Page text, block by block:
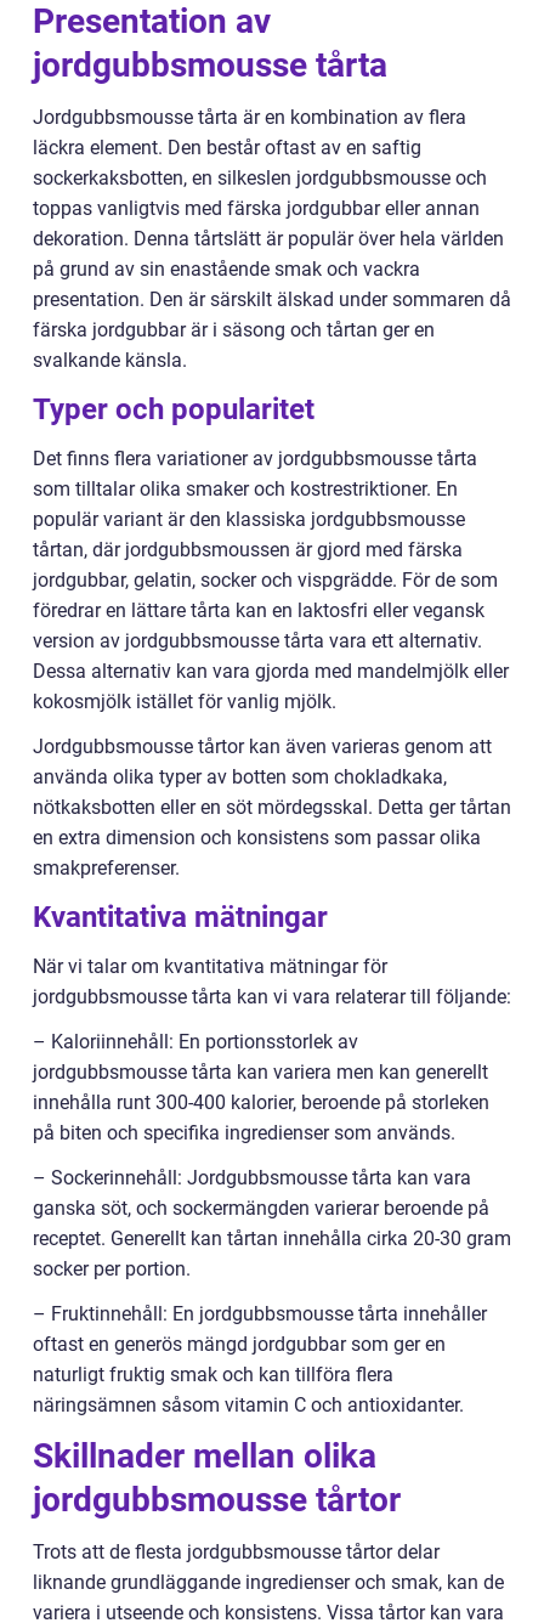
Presentation av
jordgubbsmousse tårta
Jordgubbsmousse tårta är en kombination av flera
läckra element. Den består oftast av en saftig
sockerkaksbotten, en silkeslen jordgubbsmousse och
toppas vanligtvis med färska jordgubbar eller annan
dekoration. Denna tårtslätt är populär över hela världen
på grund av sin enastående smak och vackra
presentation. Den är särskilt älskad under sommaren då
färska jordgubbar är i säsong och tårtan ger en
svalkande känsla.
Typer och popularitet
Det finns flera variationer av jordgubbsmousse tårta
som tilltalar olika smaker och kostrestriktioner. En
populär variant är den klassiska jordgubbsmousse
tårtan, där jordgubbsmoussen är gjord med färska
jordgubbar, gelatin, socker och vispgrädde. För de som
föredrar en lättare tårta kan en laktosfri eller vegansk
version av jordgubbsmousse tårta vara ett alternativ.
Dessa alternativ kan vara gjorda med mandelmjölk eller
kokosmjölk istället för vanlig mjölk.
Jordgubbsmousse tårtor kan även varieras genom att
använda olika typer av botten som chokladkaka,
nötkaksbotten eller en söt mördegsskal. Detta ger tårtan
en extra dimension och konsistens som passar olika
smakpreferenser.
Kvantitativa mätningar
När vi talar om kvantitativa mätningar för
jordgubbsmousse tårta kan vi vara relaterar till följande:
– Kaloriinnehåll: En portionsstorlek av
jordgubbsmousse tårta kan variera men kan generellt
innehålla runt 300-400 kalorier, beroende på storleken
på biten och specifika ingredienser som används.
– Sockerinnehåll: Jordgubbsmousse tårta kan vara
ganska söt, och sockermängden varierar beroende på
receptet. Generellt kan tårtan innehålla cirka 20-30 gram
socker per portion.
– Fruktinnehåll: En jordgubbsmousse tårta innehåller
oftast en generös mängd jordgubbar som ger en
naturligt fruktig smak och kan tillföra flera
näringsämnen såsom vitamin C och antioxidanter.
Skillnader mellan olika
jordgubbsmousse tårtor
Trots att de flesta jordgubbsmousse tårtor delar
liknande grundläggande ingredienser och smak, kan de
variera i utseende och konsistens. Vissa tårtor kan vara